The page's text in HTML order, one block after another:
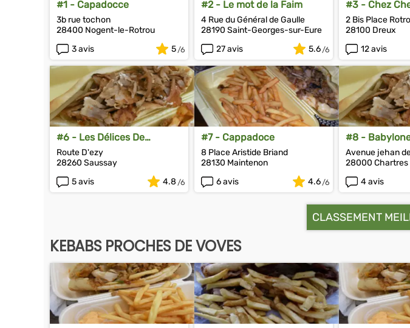
#1 - Capadocce
3b rue tochon
28400 Nogent-le-Rotrou
3 avis
5
#2 - Le mot de la Faim
4 Rue du Général de Gaulle
28190 Saint-Georges-sur-Eure
27 avis
5.6
#3 - Chez
2 Bis Place
28100 Dreux
12 avis
#6 - Les Délices De
Saussay
Route D'ezy
28260 Saussay
5 avis
4.8
#7 - Cappadoce
8 Place Aristide Briand
28130 Maintenon
6 avis
4.6
#8 -
Avenue jehan
28000 Chartres
4 avis
CLASSEMENT
KEBABS PROCHES DE VOVES